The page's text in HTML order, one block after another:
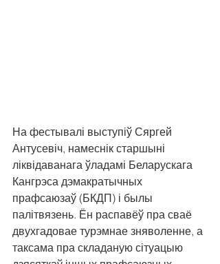
На фестывалі выступіў Сяргей
Антусевіч, намеснік старшыні
ліквідаванага ўладамі Беларускага
Кангрэса дэмакратычных
прафсаюзаў (БКДП) і былы
палітвязень. Ён распавёў пра сваё
двухгадовае турэмнае зняволенне, а
таксама пра складаную сітуацыю